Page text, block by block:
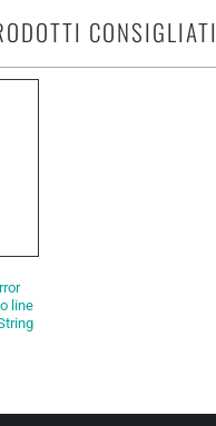
CONSIGLIATI
line